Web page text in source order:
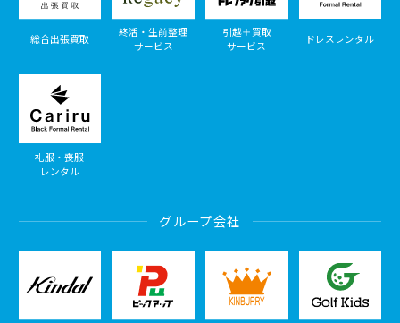
総合出張買取
終活・生前整理
サービス
引越＋買取
サービス
ドレスレンタル
礼服・喪服
レンタル
グループ会社